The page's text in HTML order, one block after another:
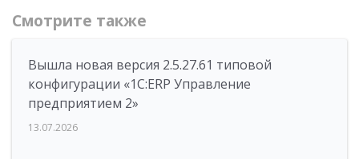
Смотрите также
Вышла новая версия 2.5.27.61 типовой
конфигурации «1С:ERP Управление
предприятием 2»
13.07.2026